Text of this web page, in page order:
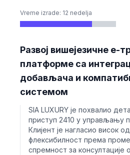
Vreme izrade: 12 nedelja
Развој вишејезичне е-
платформе са
добављача и
системом
SIA LUXURY је похвалио
приступ 2410 у управљању
Клијент је нагласио висок
флексибилност према
спремност за консултације